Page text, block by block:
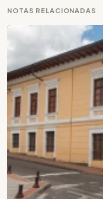
NOTAS RELACIONADAS